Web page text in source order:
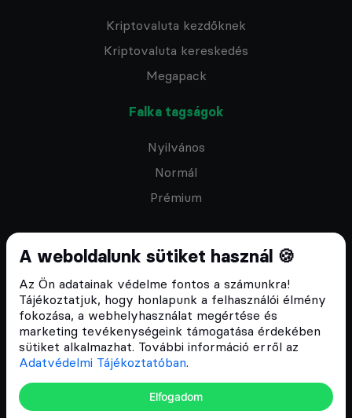
A weboldalunk sütiket használ 🍪
Az Ön adatainak védelme fontos a számunkra!
Tájékoztatjuk, hogy honlapunk a felhasználói élmény
fokozása, a webhelyhasználat megértése és
marketing tevékenységeink támogatása érdekében
sütiket alkalmazhat. További információ erről az
Adatvédelmi Tájékoztatóban.
Elfogadom
Kriptovaluta kezdőknek
Kriptovaluta kereskedés
Megapack
Falka tagságok
Nyilvános
Normál
Prémium
Feliratkozom a hírlevélre
ÁSZF
Adatvédelmi tájékoztató